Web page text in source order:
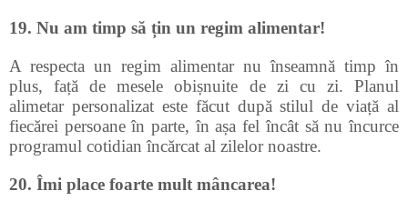
19. Nu am timp să țin un regim alimentar!
A respecta un regim alimentar nu înseamnă timp în
plus, față de mesele obișnuite de zi cu zi. Planul
alimetar personalizat este făcut după stilul de viață al
fiecărei persoane în parte, în așa fel încât să nu încurce
programul cotidian încărcat al zilelor noastre.
20. Îmi place foarte mult mâncarea!